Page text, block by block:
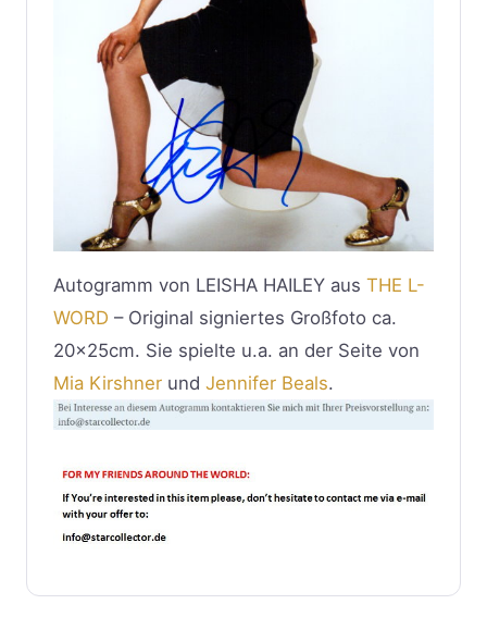
Autogramm von LEISHA HAILEY aus THE L-
WORD – Original signiertes Großfoto ca.
20x25cm. Sie spielte u.a. an der Seite von
Mia Kirshner und Jennifer Beals.